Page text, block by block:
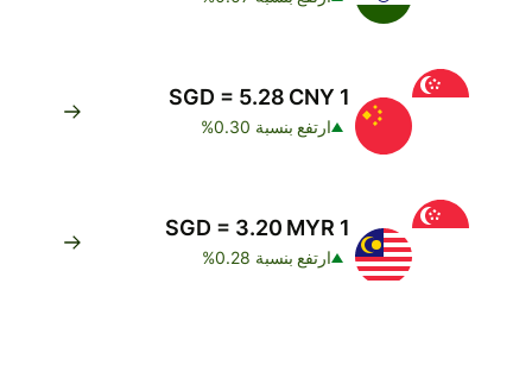
1 SGD = 5.28 CNY
ارتفع بنسبة 0.30%
1 SGD = 3.20 MYR
ارتفع بنسبة 0.28%